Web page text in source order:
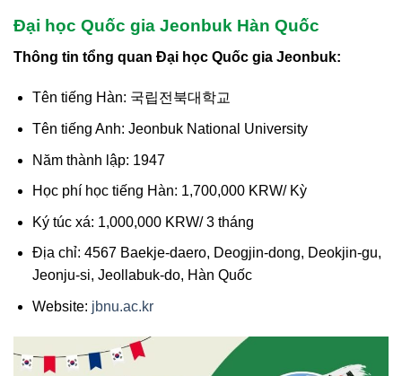
Đại học Quốc gia Jeonbuk Hàn Quốc
Thông tin tổng quan Đại học Quốc gia Jeonbuk:
Tên tiếng Hàn: 국립전북대학교
Tên tiếng Anh: Jeonbuk National University
Năm thành lập: 1947
Học phí học tiếng Hàn: 1,700,000 KRW/ Kỳ
Ký túc xá: 1,000,000 KRW/ 3 tháng
Địa chỉ: 4567 Baekje-daero, Deogjin-dong, Deokjin-gu,
Jeonju-si, Jeollabuk-do, Hàn Quốc
Website: jbnu.ac.kr